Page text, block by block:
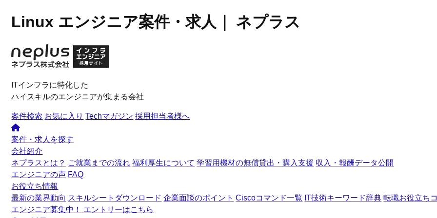
Linux エンジニア案件・求人｜ ネプラス
ITインフラに特化した
ハイスキルのエンジニアが集まる会社
案件検索 お気に入り Techマガジン 採用担当者様へ
案件・求人を探す
会社紹介
ネプラスとは？ ご就業までの流れ 福利厚生について 学習用機材の無償貸出・購入支援 収入・報酬データ公開
エンジニアの声 FAQ
お役立ち情報
最新の業界動向 スキルシートダウンロード 企業面談のポイント Ciscoコマンド一覧 IT技術キーワード辞典 転職お役立ち
エンジニア募集中！
エントリーはこちら